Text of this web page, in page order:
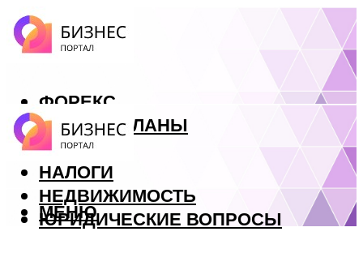
ФОРЕКС
БИЗНЕС ПЛАНЫ
КРЕДИТЫ
НАЛОГИ
НЕДВИЖИМОСТЬ
ЮРИДИЧЕСКИЕ ВОПРОСЫ
МЕНЮ